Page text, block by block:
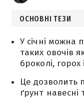
ОСНОВНІ ТЕЗИ
У січні можна
таких овочів
броколі,
Це дозволить
ґрунт